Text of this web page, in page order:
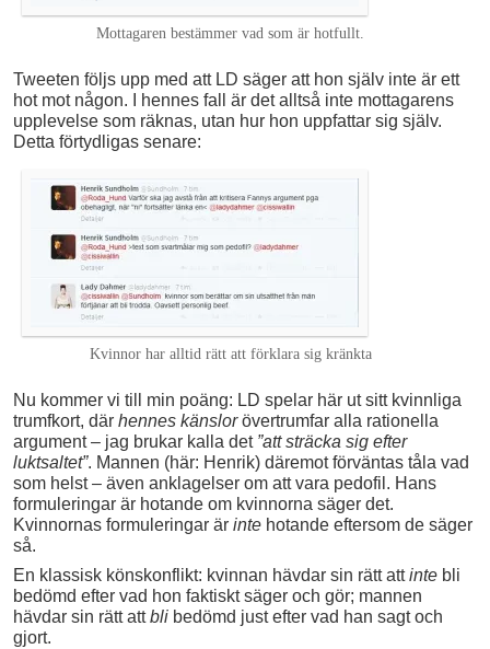
Mottagaren bestämmer vad som är hotfullt.
Tweeten följs upp med att LD säger att hon själv inte är ett
hot mot någon. I hennes fall är det alltså inte mottagarens
upplevelse som räknas, utan hur hon uppfattar sig själv.
Detta förtydligas senare:
Kvinnor har alltid rätt att förklara sig kränkta
Nu kommer vi till min poäng: LD spelar här ut sitt kvinnliga
trumfkort, där hennes känslorövertrumfar alla rationella
argument – jag brukar kalla det ”att sträcka sig efter
luktsaltet”. Mannen (här: Henrik) däremot förväntas tåla vad
som helst – även anklagelser om att vara pedofil. Hans
formuleringar är hotande om kvinnorna säger det.
Kvinnornas formuleringar är inte hotande eftersom de säger
så.
En klassisk könskonflikt: kvinnan hävdar sin rätt attinte bli
bedömd efter vad hon faktiskt säger och gör; mannen
hävdar sin rätt attbli bedömd just efter vad han sagt och
gjort.